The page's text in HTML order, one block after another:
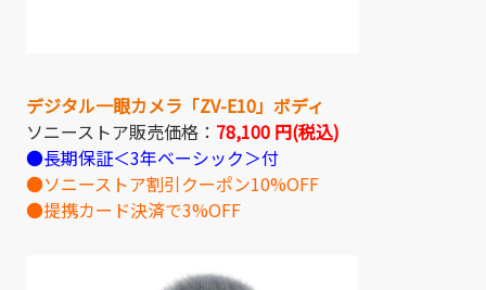
デジタル一眼カメラ「ZV-E10」ボディ
ソニーストア販売価格： 78,100 円(税込)
●長期保証＜3年ベーシック＞付
●ソニーストア割引クーポン10%OFF
●提携カード決済で3%OFF